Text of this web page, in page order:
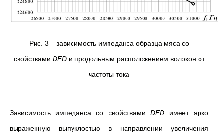
Рис. 3 – зависимость импеданса образца мяса со
свойствами DFDи продольным расположением волокон от
частоты тока
Зависимость импеданса со свойствами DFDимеет ярко
выраженную выпуклостью в направлении увеличения